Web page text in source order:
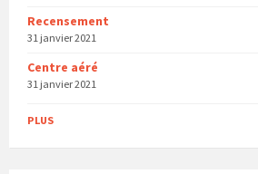
Recensement
31 janvier 2021
Centre aéré
31 janvier 2021
PLUS